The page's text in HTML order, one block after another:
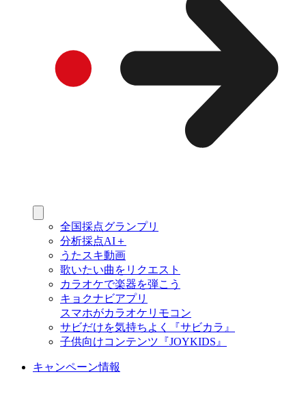
全国採点グランプリ
分析採点AI＋
うたスキ動画
歌いたい曲をリクエスト
カラオケで楽器を弾こう
キョクナビアプリ
スマホがカラオケリモコン
サビだけを気持ちよく『サビカラ』
子供向けコンテンツ『JOYKIDS』
キャンペーン情報